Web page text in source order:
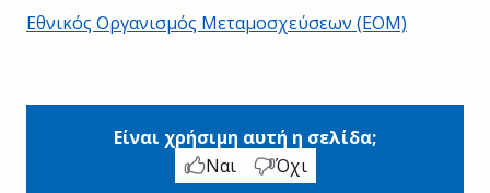
Εθνικός Οργανισμός Μεταμοσχεύσεων (ΕΟΜ)
Είναι χρήσιμη αυτή η σελίδα;
Ναι
Όχι